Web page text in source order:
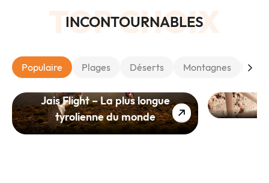
TOP CHOIX
INCONTOURNABLES
Populaire Plages Déserts Montagnes
Jais Flight – La plus longue
tyrolienne du monde